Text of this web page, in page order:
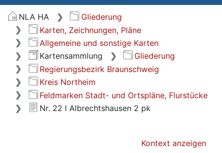
NLA HA
Gliederung
Karten, Zeichnungen, Pläne
Allgemeine und sonstige Karten
Kartensammlung
Gliederung
Regierungsbezirk Braunschweig
Kreis Northeim
Feldmarken Stadt- und Ortspläne, Flurstücke
Nr. 22 l Albrechtshausen 2 pk
Kontext anzeigen